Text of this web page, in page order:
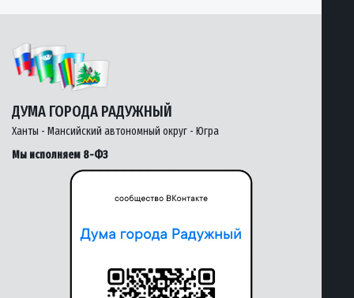
ДУМА ГОРОДА РАДУЖНЫЙ
Ханты - Мансийский автономный округ - Югра
Мы исполняем 8-ФЗ